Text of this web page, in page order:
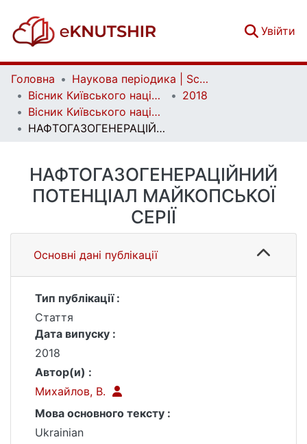
Увійти
Головна
Наукова періодика | Scientific periodicals
Вісник Київського національного університету імені Тараса Шевченка. Геологія | Visnyk of Taras Shevchenko National University of Kyiv. Geology
2018
Вісник Київського національного університету імені Тараса Шевченка. Геологія. 1(80)
НАФТОГАЗОГЕНЕРАЦІЙНИЙ ПОТЕНЦІАЛ МАЙКОПСЬКОЇ СЕРІЇ
НАФТОГАЗОГЕНЕРАЦІЙНИЙ
ПОТЕНЦІАЛ МАЙКОПСЬКОЇ
СЕРІЇ
Основні дані публікації
Тип публікації :
Стаття
Дата випуску :
2018
Автор(и) :
Михайлов, В.
Мова основного тексту :
Ukrainian